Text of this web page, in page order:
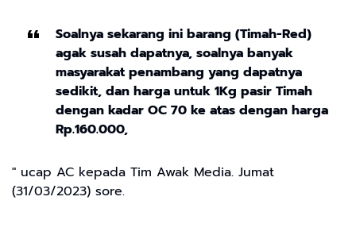
Soalnya sekarang ini barang (Timah-Red)
agak susah dapatnya, soalnya banyak
masyarakat penambang yang dapatnya
sedikit, dan harga untuk 1Kg pasir Timah
dengan kadar OC 70 ke atas dengan harga
Rp.160.000,
" ucap AC kepada Tim Awak Media. Jumat
(31/03/2023) sore.